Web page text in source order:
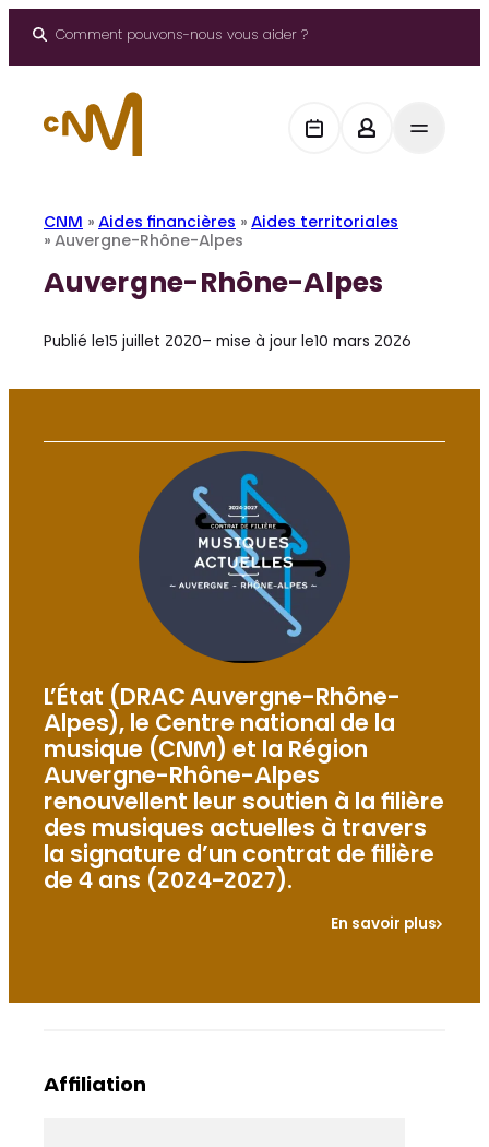
Comment pouvons-nous vous aider ?
CNM » Aides financières » Aides territoriales
» Auvergne-Rhône-Alpes
Auvergne-Rhône-Alpes
Publié le15 juillet 2020– mise à jour le10 mars 2026
L’État (DRAC Auvergne-Rhône-
Alpes), le Centre national de la
musique (CNM) et la Région
Auvergne-Rhône-Alpes
renouvellent leur soutien à la filière
des musiques actuelles à travers
la signature d’un contrat de filière
de 4 ans (2024-2027).
En savoir plus
Affiliation